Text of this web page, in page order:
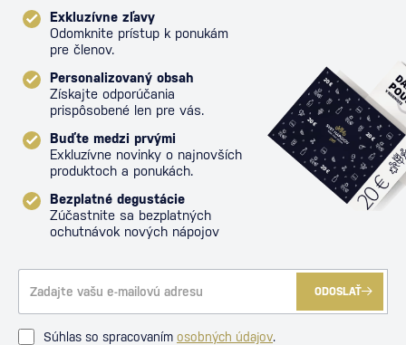
Exkluzívne zľavy
Odomknite prístup k ponukám
pre členov.
Personalizovaný obsah
Získajte odporúčania
prispôsobené len pre vás.
Buďte medzi prvými
Exkluzívne novinky o najnovších
produktoch a ponukách.
Bezplatné degustácie
Zúčastnite sa bezplatných
ochutnávok nových nápojov
ODOSLAŤ
Súhlas so spracovaním osobných údajov.